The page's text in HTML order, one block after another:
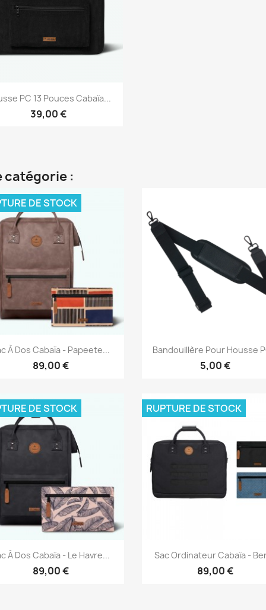
Aperçu rapide
PC 13 Pouces Cabaïa...
39,00 €
catégorie :
Aperçu rapide
À Dos Cabaïa - Papeete...
89,00 €
DE STOCK
Aperçu rapide
Bandouillère Pour Housse
5,00 €
Aperçu rapide
À Dos Cabaïa - Le Havre...
89,00 €
DE STOCK
Aperçu rapide
Sac Ordinateur Cabaïa -
89,00 €
RUPTURE DE STOCK